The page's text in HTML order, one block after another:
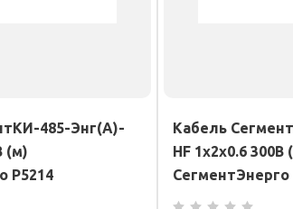
485-Энг(А)-
(м)
Р5214
Кабель
HF 1х2х0.6 300В
СегментЭнерго